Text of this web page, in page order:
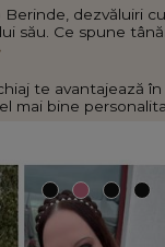
Berinde, dezvăluiri
său. Ce spune
te avantajează
mai bine